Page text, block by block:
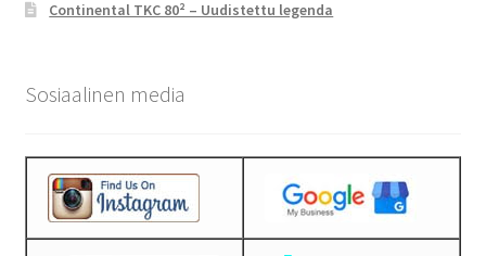
Continental TKC 80² – Uudistettu legenda
Sosiaalinen media